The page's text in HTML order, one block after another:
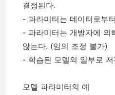
결정된다.
- 파라미터는 데이터로부
- 파라미터는 개발자에 의
않는다. (임의 조정 불가)
- 학습된 모델의 일부로
모델 파라미터의 예